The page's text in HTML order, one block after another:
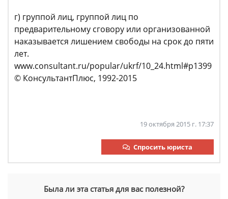
г) группой лиц, группой лиц по
предварительному сговору или организованной
наказывается лишением свободы на срок до пяти
лет.
www.consultant.ru/popular/ukrf/10_24.html#p1399
© КонсультантПлюс, 1992-2015
19 октября 2015 г. 17:37
Спросить юриста
Была ли эта статья для вас полезной?